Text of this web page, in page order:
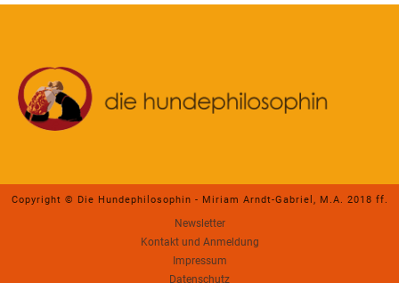
Copyright © Die Hundephilosophin - Miriam Arndt-Gabriel, M.A. 2018 ff.
Newsletter
Kontakt und Anmeldung
Impressum
Datenschutz